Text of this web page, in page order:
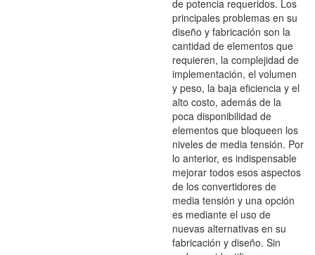
de potencia requeridos. Los
principales problemas en su
diseño y fabricación son la
cantidad de elementos que
requieren, la complejidad de
implementación, el volumen
y peso, la baja eficiencia y el
alto costo, además de la
poca disponibilidad de
elementos que bloqueen los
niveles de media tensión. Por
lo anterior, es indispensable
mejorar todos esos aspectos
de los convertidores de
media tensión y una opción
es mediante el uso de
nuevas alternativas en su
fabricación y diseño. Sin